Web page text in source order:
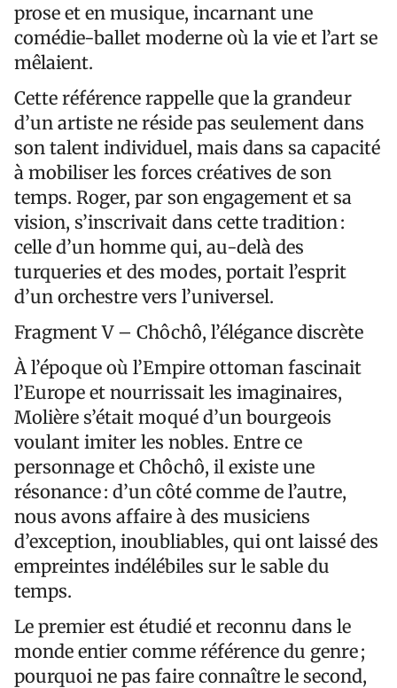
prose et en musique, incarnant une
comédie-ballet moderne où la vie et l’art se
mêlaient.
Cette référence rappelle que la grandeur
d’un artiste ne réside pas seulement dans
son talent individuel, mais dans sa capacité
à mobiliser les forces créatives de son
temps. Roger, par son engagement et sa
vision, s’inscrivait dans cette tradition :
celle d’un homme qui, au-delà des
turqueries et des modes, portait l’esprit
d’un orchestre vers l’universel.
Fragment V – Chôchô, l’élégance discrète
À l’époque où l’Empire ottoman fascinait
l’Europe et nourrissait les imaginaires,
Molière s’était moqué d’un bourgeois
voulant imiter les nobles. Entre ce
personnage et Chôchô, il existe une
résonance : d’un côté comme de l’autre,
nous avons affaire à des musiciens
d’exception, inoubliables, qui ont laissé des
empreintes indélébiles sur le sable du
temps.
Le premier est étudié et reconnu dans le
monde entier comme référence du genre ;
pourquoi ne pas faire connaître le second,